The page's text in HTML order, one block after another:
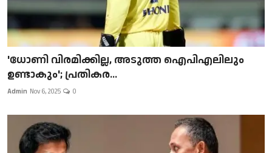
'ധോണി വിരമിക്കില്ല, അടുത്ത ഐപിഎലിലും
ഉണ്ടാകും'; പ്രതികര...
Admin Nov 6, 2025 0